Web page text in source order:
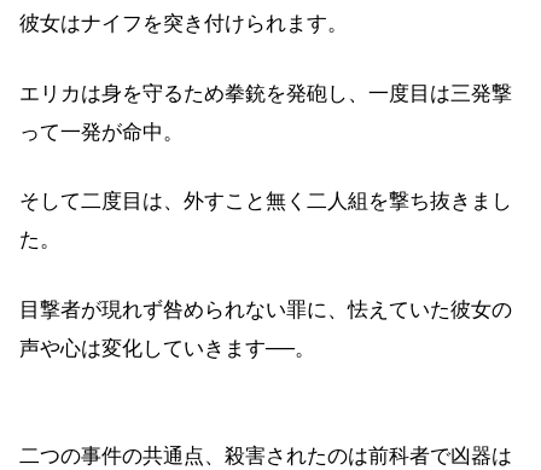
彼女はナイフを突き付けられます。
エリカは身を守るため拳銃を発砲し、一度目は三発撃
って一発が命中。
そして二度目は、外すこと無く二人組を撃ち抜きまし
た。
目撃者が現れず咎められない罪に、怯えていた彼女の
声や心は変化していきます──。
二つの事件の共通点、殺害されたのは前科者で凶器は